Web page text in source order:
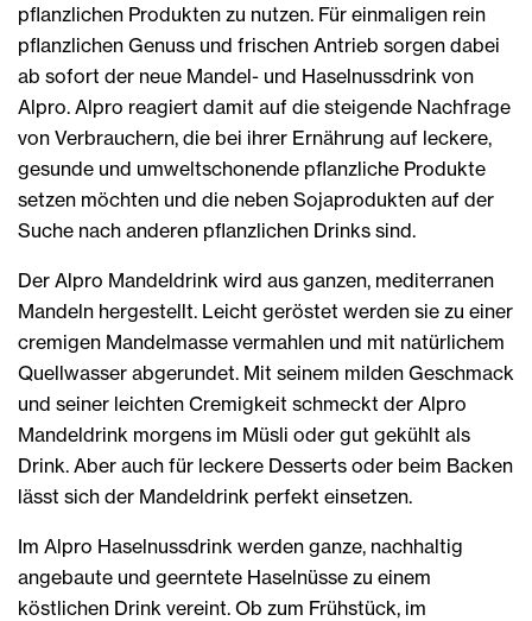
pflanzlichen Produkten zu nutzen. Für einmaligen rein
pflanzlichen Genuss und frischen Antrieb sorgen dabei
ab sofort der neue Mandel- und Haselnussdrink von
Alpro. Alpro reagiert damit auf die steigende Nachfrage
von Verbrauchern, die bei ihrer Ernährung auf leckere,
gesunde und umweltschonende pflanzliche Produkte
setzen möchten und die neben Sojaprodukten auf der
Suche nach anderen pflanzlichen Drinks sind.
Der Alpro Mandeldrink wird aus ganzen, mediterranen
Mandeln hergestellt. Leicht geröstet werden sie zu einer
cremigen Mandelmasse vermahlen und mit natürlichem
Quellwasser abgerundet. Mit seinem milden Geschmack
und seiner leichten Cremigkeit schmeckt der Alpro
Mandeldrink morgens im Müsli oder gut gekühlt als
Drink. Aber auch für leckere Desserts oder beim Backen
lässt sich der Mandeldrink perfekt einsetzen.
Im Alpro Haselnussdrink werden ganze, nachhaltig
angebaute und geerntete Haselnüsse zu einem
köstlichen Drink vereint. Ob zum Frühstück, im